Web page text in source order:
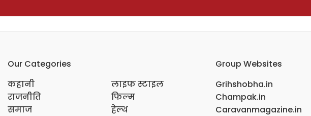
Our Categories
कहानी
राजनीति
समाज
लाइफ स्टाइल
फिल्म
हेल्थ
Group Websites
Grihshobha.in
Champak.in
Caravanmagazine.in